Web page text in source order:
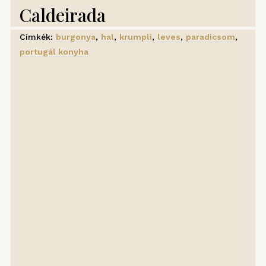
Caldeirada
Címkék: burgonya, hal, krumpli, leves, paradicsom,
portugál konyha